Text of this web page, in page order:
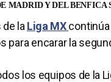
MADRID Y DEL
la Liga MX
para encarar la
los equipos de la